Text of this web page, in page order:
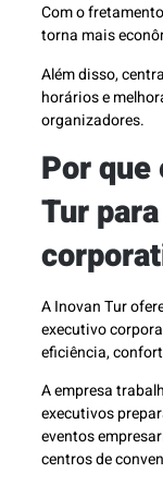
Com o
torna mais
Além disso,
horários e
organizadores.
Por que
Tur
A Inovan Tur
executivo
eficiência,
A empresa
executivos
eventos
centros de